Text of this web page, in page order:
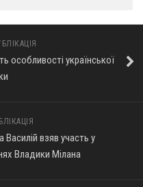
особливості української
взяв участь у
Владики Мілана